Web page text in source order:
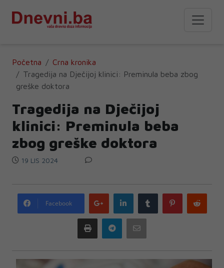
Početna
Crna kronika
Tragedija na Dječijoj klinici: Preminula beba zbog
greške doktora
Tragedija na Dječijoj
klinici: Preminula beba
zbog greške doktora
19 LIS 2024
Facebook
Google
plus
LinkedIn Tumblr Pinterest
Print Telegram